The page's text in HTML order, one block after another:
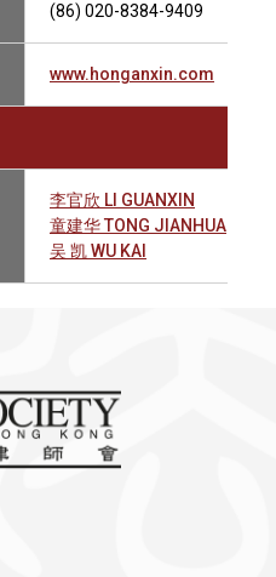
(86) 020-8384-9409
www.honganxin.com
李官欣 LI GUANXIN
童建华 TONG JIANHUA
吴 凯 WU KAI